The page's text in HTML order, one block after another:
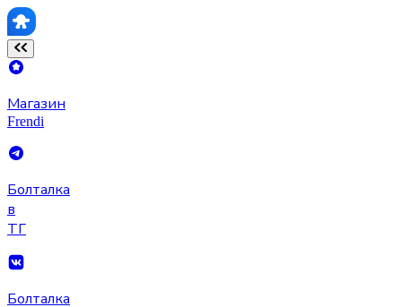
Магазин
Frendi
Болталка
в
ТГ
Болталка